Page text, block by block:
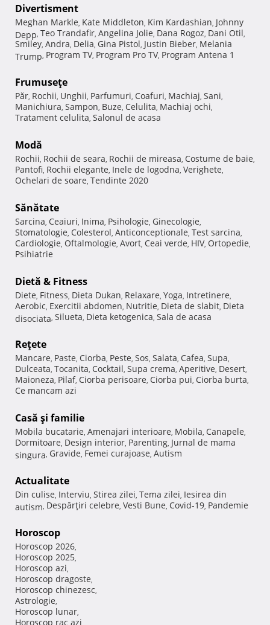
Divertisment
Meghan Markle, Kate Middleton, Kim Kardashian, Johnny
Depp, Teo Trandafir, Angelina Jolie, Dana Rogoz, Dani Otil,
Smiley, Andra, Delia, Gina Pistol, Justin Bieber, Melania
Trump, Program TV, Program Pro TV, Program Antena 1
Frumuseţe
Păr, Rochii, Unghii, Parfumuri, Coafuri, Machiaj, Sani,
Manichiura, Sampon, Buze, Celulita, Machiaj ochi,
Tratament celulita, Salonul de acasa
Modă
Rochii, Rochii de seara, Rochii de mireasa, Costume de baie,
Pantofi, Rochii elegante, Inele de logodna, Verighete,
Ochelari de soare, Tendinte 2020
Sănătate
Sarcina, Ceaiuri, Inima, Psihologie, Ginecologie,
Stomatologie, Colesterol, Anticonceptionale, Test sarcina,
Cardiologie, Oftalmologie, Avort, Ceai verde, HIV, Ortopedie,
Psihiatrie
Dietă & Fitness
Diete, Fitness, Dieta Dukan, Relaxare, Yoga, Intretinere,
Aerobic, Exercitii abdomen, Nutritie, Dieta de slabit, Dieta
disociata, Silueta, Dieta ketogenica, Sala de acasa
Reţete
Mancare, Paste, Ciorba, Peste, Sos, Salata, Cafea, Supa,
Dulceata, Tocanita, Cocktail, Supa crema, Aperitive, Desert,
Maioneza, Pilaf, Ciorba perisoare, Ciorba pui, Ciorba burta,
Ce mancam azi
Casă şi familie
Mobila bucatarie, Amenajari interioare, Mobila, Canapele,
Dormitoare, Design interior, Parenting, Jurnal de mama
singura, Gravide, Femei curajoase, Autism
Actualitate
Din culise, Interviu, Stirea zilei, Tema zilei, Iesirea din
autism, Despărţiri celebre, Vesti Bune, Covid-19, Pandemie
Horoscop
Horoscop 2026,
Horoscop 2025,
Horoscop azi,
Horoscop dragoste,
Horoscop chinezesc,
Astrologie,
Horoscop lunar,
Horoscop rac azi